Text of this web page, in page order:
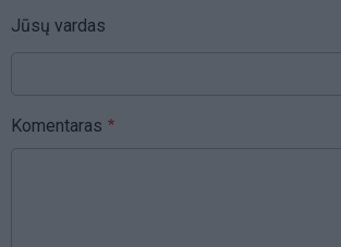
Jūsų vardas
Komentaras